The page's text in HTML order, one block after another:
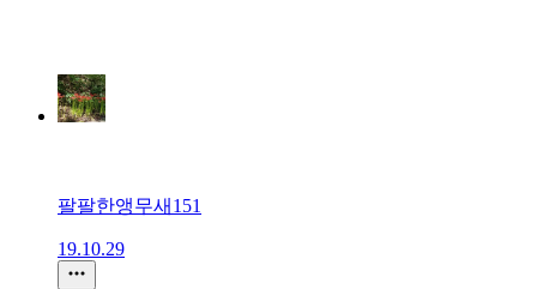
팔팔한앵무새151
19.10.29